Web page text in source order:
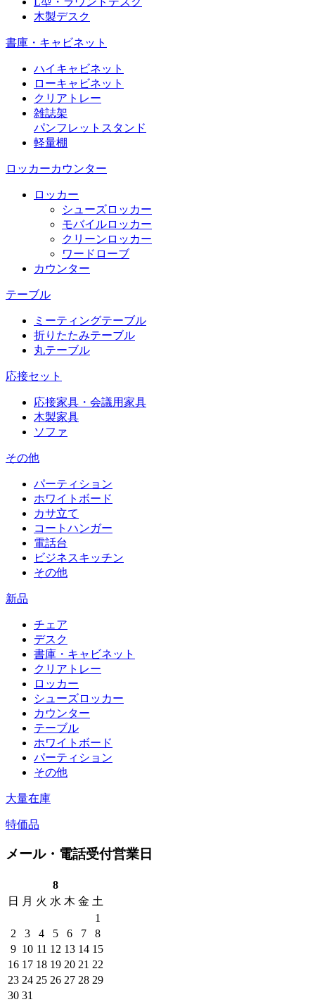
木製デスク
書庫・キャビネット
ハイキャビネット
ローキャビネット
クリアトレー
雑誌架
パンフレットスタンド
軽量棚
ロッカーカウンター
ロッカー
シューズロッカー
モバイルロッカー
クリーンロッカー
ワードローブ
カウンター
テーブル
ミーティングテーブル
折りたたみテーブル
丸テーブル
応接セット
応接家具・会議用家具
木製家具
ソファ
その他
パーティション
ホワイトボード
カサ立て
コートハンガー
電話台
ビジネスキッチン
その他
新品
チェア
デスク
書庫・キャビネット
クリアトレー
ロッカー
シューズロッカー
カウンター
テーブル
ホワイトボード
パーティション
その他
大量在庫
特価品
メール・電話受付営業日
8
日
月 火 水 木 金 土
1
2
3 4 5 6 7
8
9 10 11 12 13 14 15
16 17 18 19 20 21 22
23 24 25 26 27 28 29
30 31